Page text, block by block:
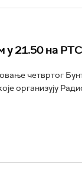
у 21.50 на
четвртог
организују